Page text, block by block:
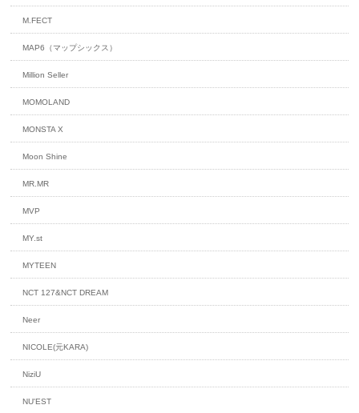
M.FECT
MAP6（マップシックス）
Million Seller
MOMOLAND
MONSTA X
Moon Shine
MR.MR
MVP
MY.st
MYTEEN
NCT 127&NCT DREAM
Neer
NICOLE(元KARA)
NiziU
NU'EST